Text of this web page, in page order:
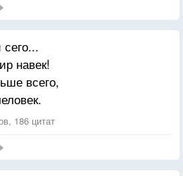
верна...
бросаться,
весна,
чем в двадцать.
глаз,
наслаждаться,
чем в двадцать.
навек!
всего,
186 цитат